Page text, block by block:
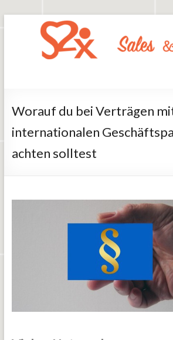
Worauf du bei Verträgen
internationalen
achten solltest